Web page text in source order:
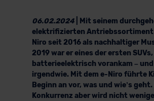
06.02.2024| Mit seinem
elektrifizierten Antriebssortiment
Niro seit 2016 als nachhaltiger
2019 war er eines der ersten
batterieelektrisch vorankam –
irgendwie. Mit dem e-Niro führte
Beginn an vor, was und wie’s geht.
Konkurrenz aber wird nicht